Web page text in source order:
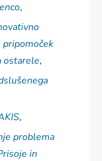
,
pripomoček
ostarele,
,
problema
in